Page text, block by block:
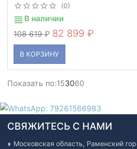
(0)
В наличии
108 619
82 899
В КОРЗИНУ
Показать по:153060
СВЯЖИТЕСЬ С НАМИ
Московская область, Раменский